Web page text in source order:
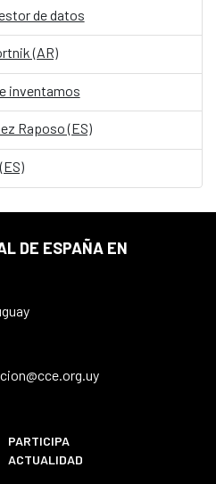
de datos
(AR)
inventamos
Raposo (ES)
DE ESPAÑA EN
PARTICIPA
ACTUALIDAD